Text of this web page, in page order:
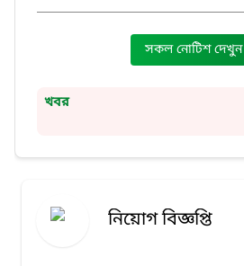
সকল নোটিশ দেখুন
খবর
নিয়োগ বিজ্ঞপ্তি